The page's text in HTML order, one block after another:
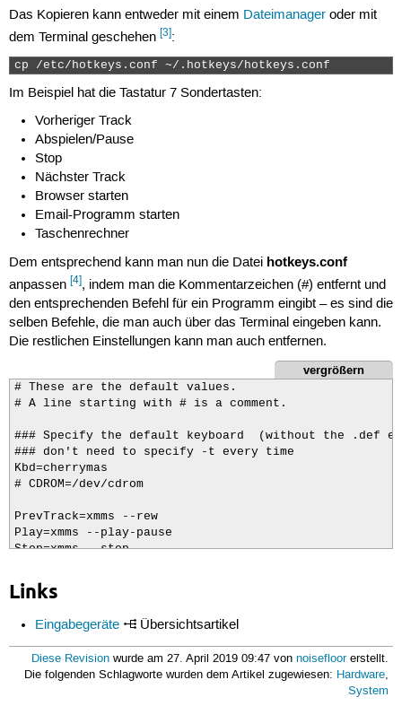
Das Kopieren kann entweder mit einem Dateimanageroder mit
dem Terminal geschehen [3]:
cp /etc/hotkeys.conf ~/.hotkeys/hotkeys.conf
Im Beispiel hat die Tastatur 7 Sondertasten:
Vorheriger Track
Abspielen/Pause
Stop
Nächster Track
Browser starten
Email-Programm starten
Taschenrechner
Dem entsprechend kann man nun die Datei hotkeys.conf
anpassen [4], indem man die Kommentarzeichen (#) entfernt und
den entsprechenden Befehl für ein Programm eingibt – es sind die
selben Befehle, die man auch über das Terminal eingeben kann.
Die restlichen Einstellungen kann man auch entfernen.
vergrößern
# These are the default values.
# A line starting with # is a comment.
### Specify the default keyboard  (without the .def
### don't need to specify -t every time
Kbd=cherrymas
# CDROM=/dev/cdrom
PrevTrack=xmms --rew
Play=xmms --play-pause
Stop=xmms --stop
NextTrack=xmms --fwd
# Rewind=
WebBrowser=mozilla
Email=mozilla -mail
Calculator=xcalc
# FileManager=gmc
Links
Eingabegeräte Übersichtsartikel
Diese Revision wurde am 27. April 2019 09:47 vonnoisefloorerstellt.
Die folgenden Schlagworte wurden dem Artikel zugewiesen: Hardware,
System